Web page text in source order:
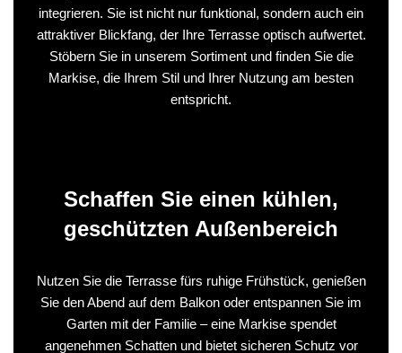
integrieren. Sie ist nicht nur funktional, sondern auch ein
attraktiver Blickfang, der Ihre Terrasse optisch aufwertet.
Stöbern Sie in unserem Sortiment und finden Sie die
Markise, die Ihrem Stil und Ihrer Nutzung am besten
entspricht.
Schaffen Sie einen kühlen,
geschützten Außenbereich
Nutzen Sie die Terrasse fürs ruhige Frühstück, genießen
Sie den Abend auf dem Balkon oder entspannen Sie im
Garten mit der Familie – eine Markise spendet
angenehmen Schatten und bietet sicheren Schutz vor